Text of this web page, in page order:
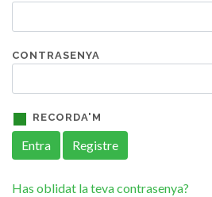
CONTRASENYA
RECORDA'M
Entra Registre
Has oblidat la teva contrasenya?